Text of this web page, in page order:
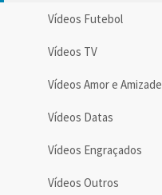
Vídeos Futebol
Vídeos TV
Vídeos Amor e Amizade
Vídeos Datas
Vídeos Engraçados
Vídeos Outros